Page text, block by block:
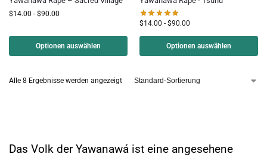
$14.00 - $90.00
Optionen auswählen
$14.00 - $90.00
Optionen auswählen
Alle 8 Ergebnisse werden angezeigt
Das Volk der Yawanawá ist eine angesehene